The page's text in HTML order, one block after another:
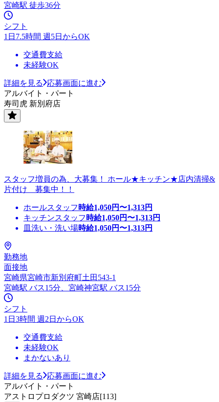
宮崎駅 徒歩36分
シフト
1日7.5時間 週5日からOK
交通費支給
未経験OK
詳細を見る
応募画面に進む
アルバイト・パート
寿司虎 新別府店
スタッフ増員の為、大募集！ ホール★キッチン★店内清掃&
片付け 募集中！！
ホールスタッフ 時給1,050円〜1,313円
キッチンスタッフ 時給1,050円〜1,313円
皿洗い・洗い場時給1,050円〜1,313円
勤務地
面接地
宮崎県宮崎市新別府町土田543-1
宮崎駅 バス15分、宮崎神宮駅 バス15分
シフト
1日3時間 週2日からOK
交通費支給
未経験OK
まかないあり
詳細を見る
応募画面に進む
アルバイト・パート
アストロプロダクツ 宮崎店[113]